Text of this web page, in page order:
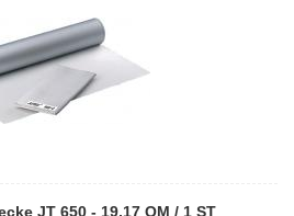
JT 650 - 19,17 QM / 1 ST